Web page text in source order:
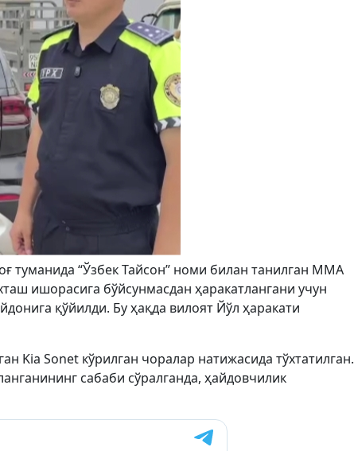
туманида “Ўзбек Тайсон” номи билан танилган ММА
ишорасига бўйсунмасдан ҳаракатлангани учун
қўйилди. Бу ҳақда вилоят Йўл ҳаракати
Sonet кўрилган чоралар натижасида тўхтатилган.
сабаби сўралганда, ҳайдовчилик